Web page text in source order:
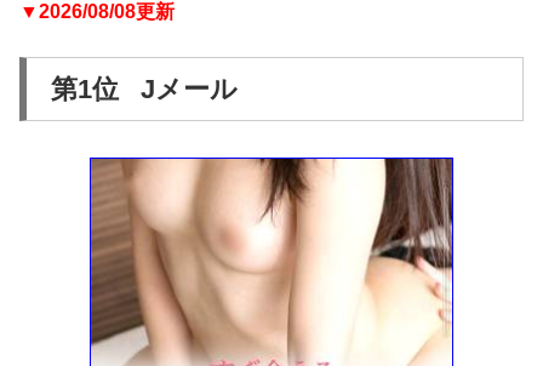
▼2026/08/08更新
第1位 Jメール